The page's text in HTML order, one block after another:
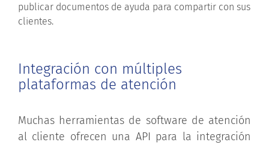
publicar documentos de ayuda para compartir con sus
clientes.
Integración con múltiples
plataformas de atención
Muchas herramientas de software de atención
al cliente ofrecen una API para la integración